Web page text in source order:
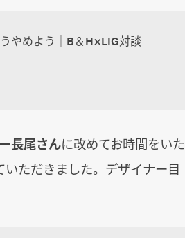
やめよう｜B＆H×LIG対談
長尾さんに改めてお時間をいた
ただきました。デザイナー目